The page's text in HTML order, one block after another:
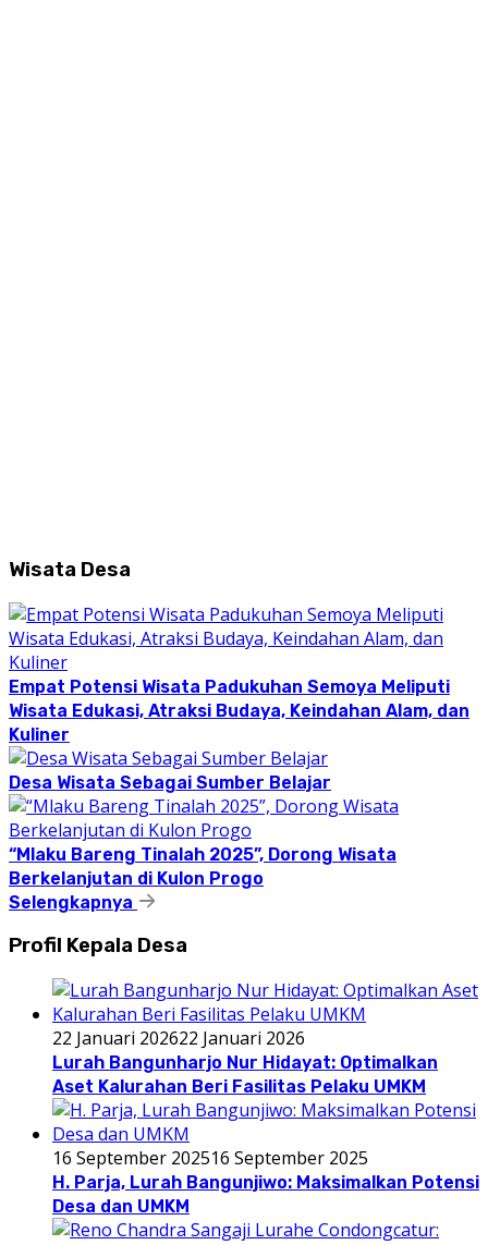
Wisata Desa
Empat Potensi Wisata Padukuhan Semoya Meliputi
Wisata Edukasi, Atraksi Budaya, Keindahan Alam, dan
Kuliner
Desa Wisata Sebagai Sumber Belajar
“Mlaku Bareng Tinalah 2025”, Dorong Wisata
Berkelanjutan di Kulon Progo
Selengkapnya
Profil Kepala Desa
22 Januari 202622 Januari 2026
Lurah Bangunharjo Nur Hidayat: Optimalkan
Aset Kalurahan Beri Fasilitas Pelaku UMKM
16 September 202516 September 2025
H. Parja, Lurah Bangunjiwo: Maksimalkan Potensi
Desa dan UMKM